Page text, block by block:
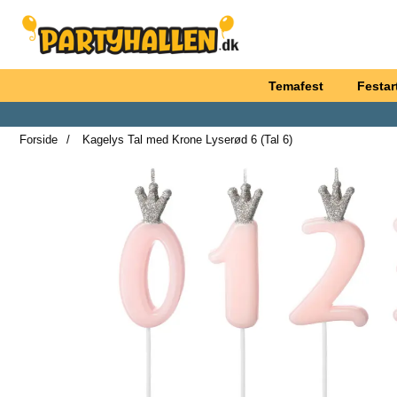
Startside for Partyhallen AB
Temafest
Forside
Kagelys Tal med Krone Lyserød 6 (Tal 6)